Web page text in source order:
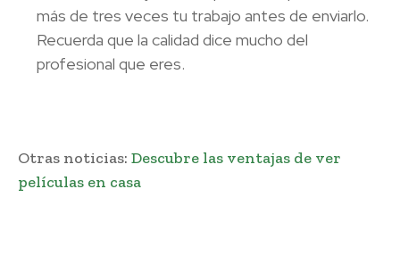
más de tres veces tu trabajo antes de enviarlo.
Recuerda que la calidad dice mucho del
profesional que eres.
Otras noticias: Descubre las ventajas de ver
películas en casa